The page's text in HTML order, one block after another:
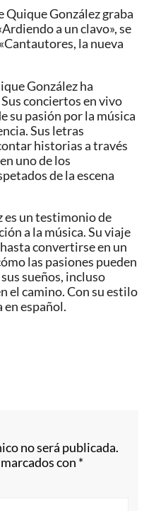
Quique González graba
a un clavo», se
la nueva
González ha
conciertos en vivo
su pasión por la música
Sus letras
historias a través
uno de los
de la escena
es un testimonio de
a la música. Su viaje
convertirse en un
las pasiones pueden
sueños, incluso
el camino. Con su estilo
en español.
no será publicada.
con *